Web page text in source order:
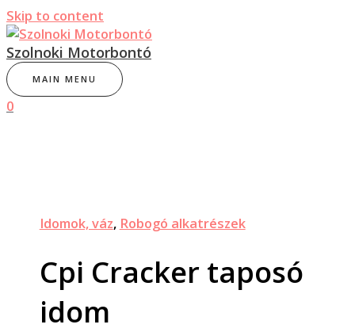
Skip to content
Szolnoki Motorbontó
MAIN MENU
0
Idomok, váz, Robogó alkatrészek
Cpi Cracker taposó
idom